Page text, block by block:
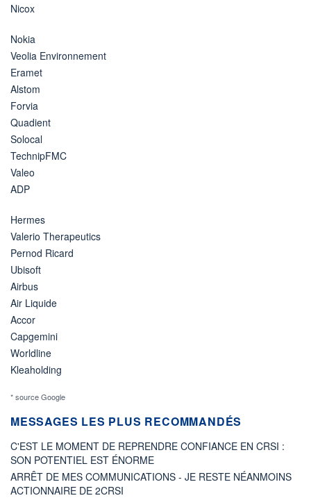
Nicox
Nokia
Veolia Environnement
Eramet
Alstom
Forvia
Quadient
Solocal
TechnipFMC
Valeo
ADP
Hermes
Valerio Therapeutics
Pernod Ricard
Ubisoft
Airbus
Air Liquide
Accor
Capgemini
Worldline
Kleaholding
* source Google
MESSAGES LES PLUS RECOMMANDÉS
C'EST LE MOMENT DE REPRENDRE CONFIANCE EN CRSI :
SON POTENTIEL EST ÉNORME
ARRÊT DE MES COMMUNICATIONS - JE RESTE NÉANMOINS
ACTIONNAIRE DE 2CRSI